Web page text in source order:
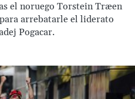
el noruego Torstein Træen
arrebatarle el liderato
Pogacar.